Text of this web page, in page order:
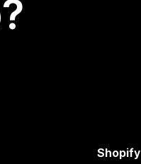
Shopify